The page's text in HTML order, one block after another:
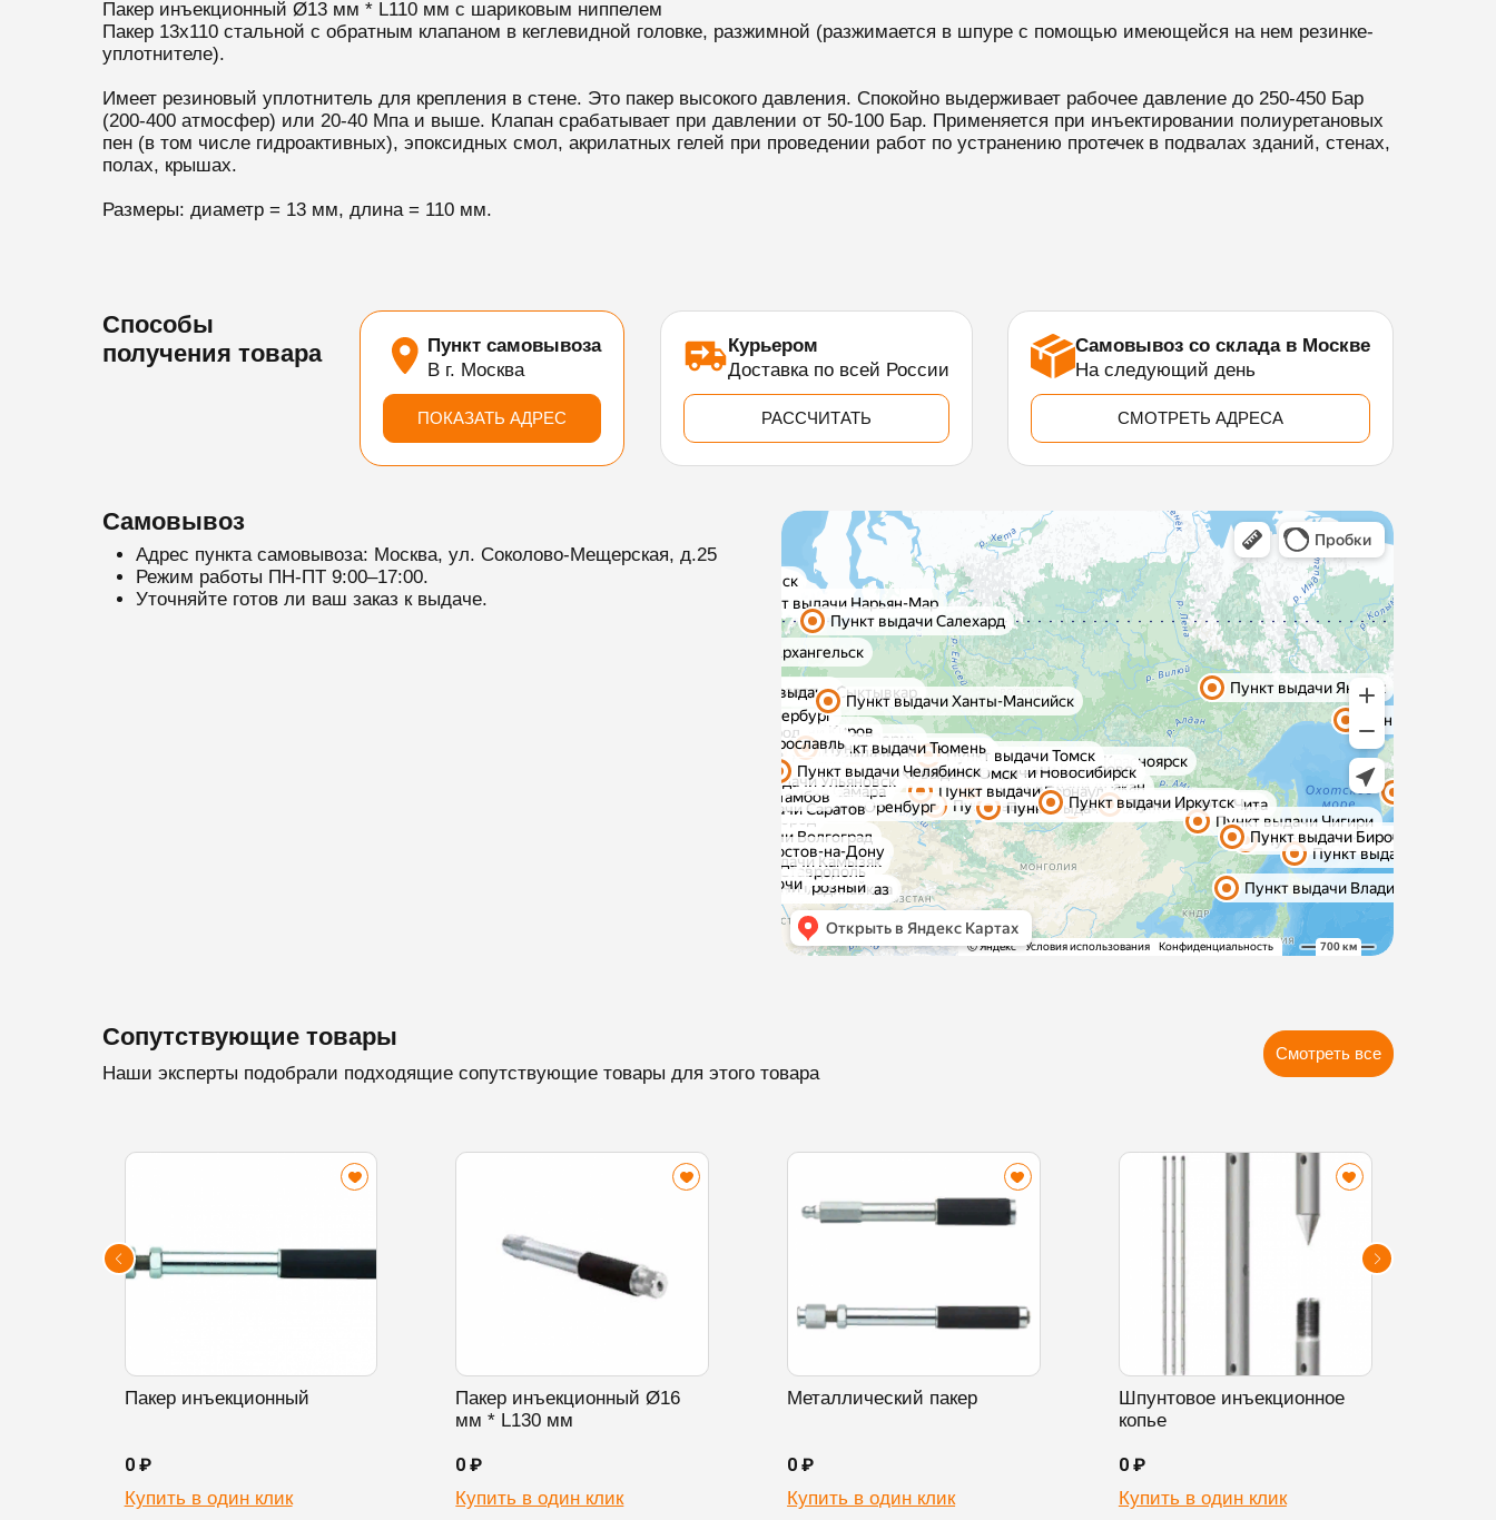
Пакер инъекционный Ø13 мм * L110 мм с шариковым ниппелем
Пакер 13х110 стальной с обратным клапаном в кеглевидной головке, разжимной (разжимается в шпуре с помощью имеющейся на нем резинке-
уплотнителе).
Имеет резиновый уплотнитель для крепления в стене. Это пакер высокого давления. Спокойно выдерживает рабочее давление до 250-450 Бар
(200-400 атмосфер) или 20-40 Мпа и выше. Клапан срабатывает при давлении от 50-100 Бар. Применяется при инъектировании полиуретановых
пен (в том числе гидроактивных), эпоксидных смол, акрилатных гелей при проведении работ по устранению протечек в подвалах зданий, стенах,
полах, крышах.
Размеры: диаметр = 13 мм, длина = 110 мм.
Способы
получения товара
Пункт самовывоза
В г. Москва
ПОКАЗАТЬ АДРЕС
Курьером
Доставка по всей России
РАССЧИТАТЬ
Самовывоз со склада в Москве
На следующий день
СМОТРЕТЬ АДРЕСА
Самовывоз
Адрес пункта самовывоза: Москва, ул. Соколово-Мещерская, д.25
Режим работы ПН-ПТ 9:00–17:00.
Уточняйте готов ли ваш заказ к выдаче.
Сопутствующие товары
Наши эксперты подобрали подходящие сопутствующие товары для этого товара
Смотреть все
Пакер инъекционный
0 ₽
Купить в один клик
Пакер инъекционный Ø16
мм * L130 мм
0 ₽
Купить в один клик
Металлический пакер
0 ₽
Купить в один клик
Шпунтовое инъекционное
копье
0 ₽
Купить в один клик